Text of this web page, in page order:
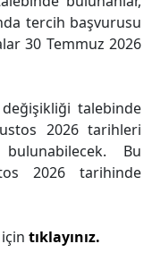
tercih başvurusu
30 Temmuz 2026
talebinde
2026 tarihleri
Bu
2026 tarihinde
tıklayınız.